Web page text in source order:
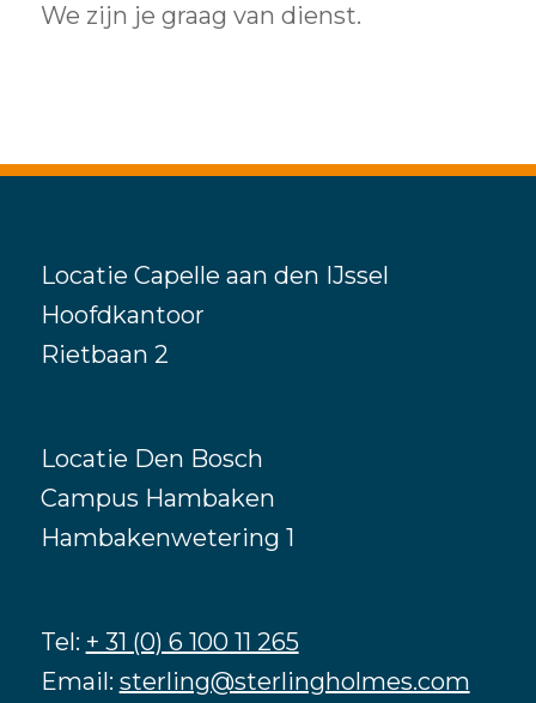
We zijn je graag van dienst.
Locatie Capelle aan den IJssel
Hoofdkantoor
Rietbaan 2
Locatie Den Bosch
Campus Hambaken
Hambakenwetering 1
Tel: + 31 (0) 6 100 11 265
Email: sterling@sterlingholmes.com